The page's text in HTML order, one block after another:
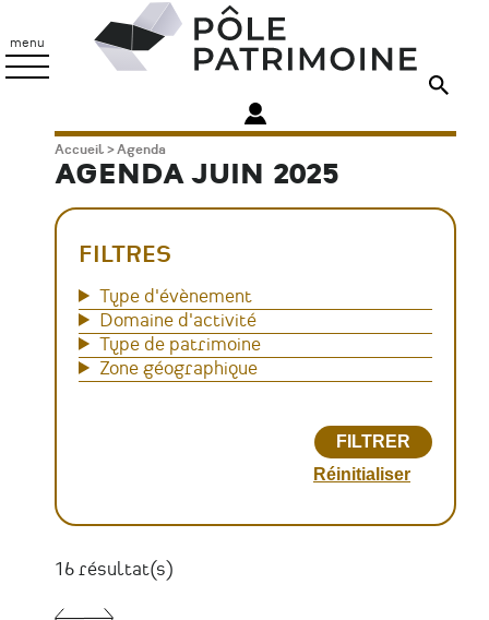
contenu
principal
menu
Patrimoine
Fil
d'Ariane
Accueil Agenda
AGENDA JUIN 2025
16 résultat(s)
FILTRES
Type d'évènement
Domaine d'activité
Type de patrimoine
Zone géographique